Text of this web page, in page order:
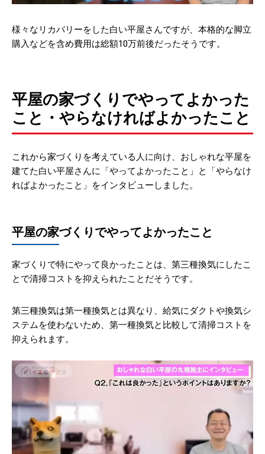
様々なリカバリーをした白い平屋さんですが、本格的な脚立
購入などを含め費用は総額10万前後だったそうです。
平屋の家づくりでやってよかった
こと・やらなければよかったこと
これから家づくりを考えている人に向け、おしゃれな平屋を
建てた白い平屋さんに「やってよかったこと」と「やらなけ
ればよかったこと」をインタビューしました。
平屋の家づくりでやってよかったこと
家づくりで特にやって良かったことは、第三種換気にしたこ
とで清掃コストを抑えられたことだそうです。
第三種換気は第一種換気とは異なり、給気にダクトや換気シ
ステムを使わないため、第一種換気と比較して清掃コストを
抑えられます。